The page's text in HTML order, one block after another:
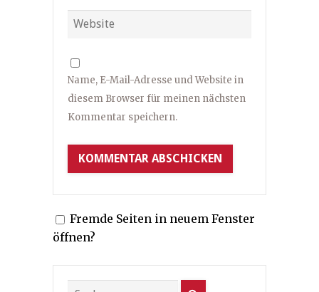
Name, E-Mail-Adresse und Website in
diesem Browser für meinen nächsten
Kommentar speichern.
Fremde Seiten in neuem Fenster
öffnen?